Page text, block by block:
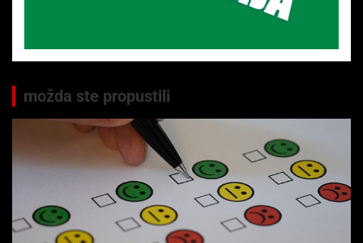
možda ste propustili